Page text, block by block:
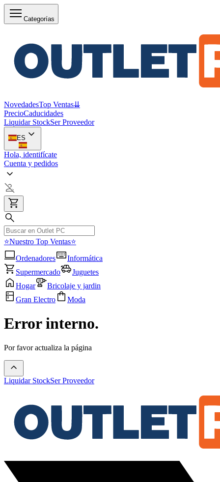
Categorías
NovedadesTop Ventas⇊
PrecioCaducidades
Liquidar StockSer Proveedor
ES
Hola, identifícate
Cuenta y pedidos
⭐Nuestro Top Ventas⭐
Ordenadores
Informática
Supermercado
Juguetes
Hogar
Bricolaje y jardin
Gran Electro
Moda
Error interno.
Por favor actualiza la página
Liquidar StockSer Proveedor